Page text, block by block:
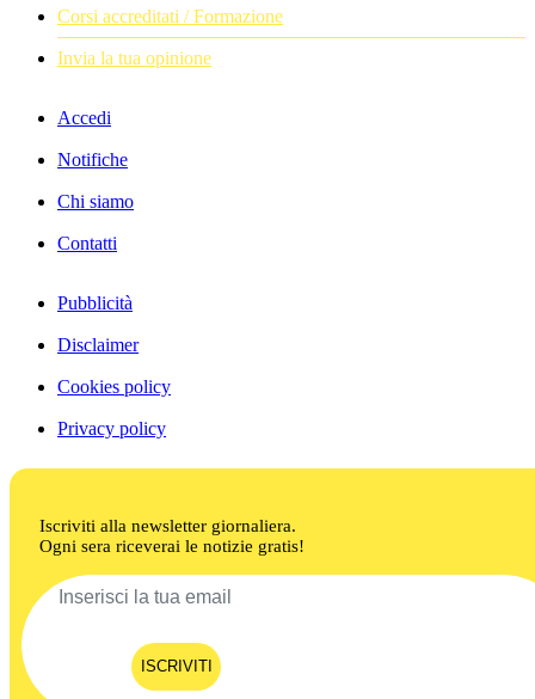
Corsi accreditati / Formazione
Invia la tua opinione
Accedi
Notifiche
Chi siamo
Contatti
Pubblicità
Disclaimer
Cookies policy
Privacy policy
Iscriviti alla newsletter giornaliera.
Ogni sera riceverai le notizie gratis!
ISCRIVITI